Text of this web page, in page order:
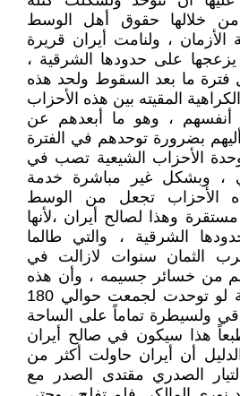
من خلالها حقوق أهل الوسط
الأزمان ، ولنامت أيران قريرة
يزعجها على حدودها الشرقية ،
ما بعد السقوط ولحد هذه
المقيته بين هذه الأحزاب
أنفسهم ، وهو ما أبعدهم عن
بضرورة توحدهم في الفترة
الأحزاب الشيعية تصب في
، وبشكل غير مباشرة خدمة
الأحزاب تجعل من الوسط
وهذا لصالح أيران ،لأنها
الشرقية ، والتي طالما
حرب الثمان سنوات لازالت في
من خسائر جسيمه ، وأن هذه
الأحزاب والكتل الشيعية لو توحدت لجمعت حوالي 180
ولسيطرة تماماً على الساحة
هذا سيكون في صالح أيران
أن أيران حاولت أكثر من
الصدري مقتدى الصدر مع